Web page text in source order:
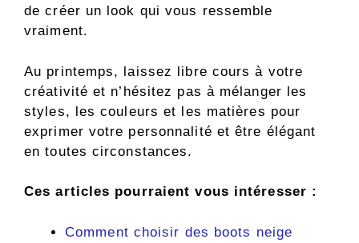
de créer un look qui vous ressemble
vraiment.
Au printemps, laissez libre cours à votre
créativité et n’hésitez pas à mélanger les
styles, les couleurs et les matières pour
exprimer votre personnalité et être élégant
en toutes circonstances.
Ces articles pourraient vous intéresser :
Comment choisir des boots neige